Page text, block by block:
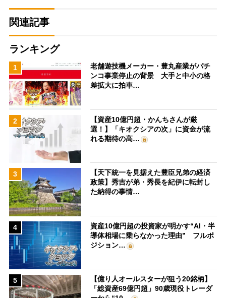
関連記事
ランキング
1
老舗遊技機メーカー・豊丸産業がパチ
ンコ事業停止の背景 大手と中小の格
差拡大に拍車…
2
【資産10億円超・かんちさんが厳
選！】「キオクシアの次」に資金が流
れる期待の高…
3
【天下統一を見据えた豊臣兄弟の経済
政策】秀吉が弟・秀長を紀伊に転封し
た納得の事情…
4
資産10億円超の投資家が明かす“AI・半
導体相場に乗らなかった理由” フルポ
ジション…
5
【億り人オールスターが狙う20銘柄】
「総資産69億円超」90歳現役トレーダ